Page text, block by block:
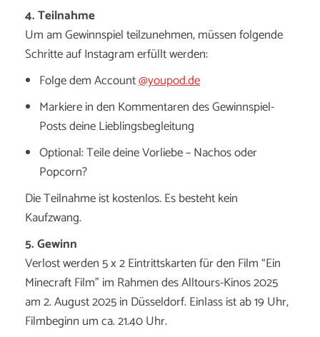
4. Teilnahme
Um am Gewinnspiel teilzunehmen, müssen folgende
Schritte auf Instagram erfüllt werden:
Folge dem Account@youpod.de
Markiere in den Kommentaren des Gewinnspiel-
Posts deine Lieblingsbegleitung
Optional: Teile deine Vorliebe – Nachos oder
Popcorn?
Die Teilnahme ist kostenlos. Es besteht kein
Kaufzwang.
5. Gewinn
Verlost werden 5 x 2 Eintrittskarten für den Film “Ein
Minecraft Film” im Rahmen des Alltours-Kinos 2025
am 2. August 2025 in Düsseldorf. Einlass ist ab 19 Uhr,
Filmbeginn um ca. 21.40 Uhr.